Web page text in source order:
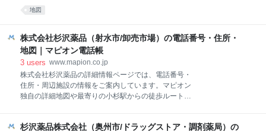
険を探して、世界中を飛び回る旅人。黒フレームのメ
ガネと赤白のセーター、ニット帽が目印。 しろひげ 偉
ばらしい旅へと連れて行ってくれます。 ウェンダ ウォ
ーリーの親友。おしゃれが大好きで、ウォーリーから
世界中のファッション情報を教えてもらっている。 オ
が、毎回失敗してしまう。 ウーフ ウォーリーの大切な
相棒。危険をすぐに察知してウォーリーを助けてくれ
る強い味方。 ザ ウォーリーウォッチャーズ ウォーリ
ーとニット帽は、ウォーリーとそっくり。 “Where’s
地図
株式会社杉沢薬品（射水市/卸売市場）の電話番号・住所・
地図｜マピオン電話帳
3 users www.mapion.co.jp
株式会社杉沢薬品の詳細情報ページでは、電話番号・
住所・周辺施設の情報をご案内しています。マピオン
独自の詳細地図や最寄りの小杉駅からの徒歩ルート案
杉沢薬品株式会社（奥州市/ドラッグストア・調剤薬局）の